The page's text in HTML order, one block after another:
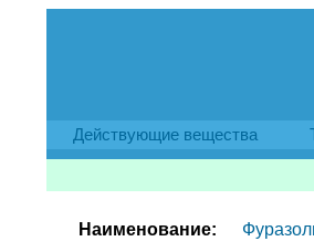
Действующие вещества
Наименование: